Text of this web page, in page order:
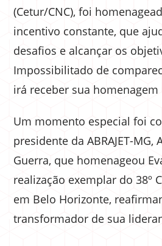
(Cetur/CNC), foi
incentivo constante, que
desafios e alcançar os
Impossibilitado de
irá receber sua
Um momento especial foi
presidente da ABRAJET-MG,
Guerra, que homenageou
realização exemplar do 38º
em Belo Horizonte,
transformador de sua